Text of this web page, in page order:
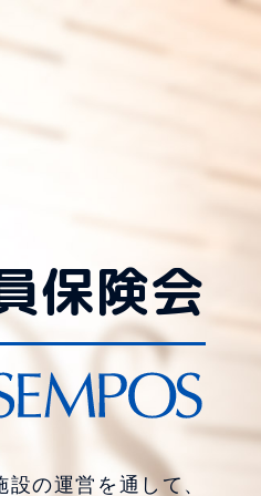
保険会
設の運営を通して、